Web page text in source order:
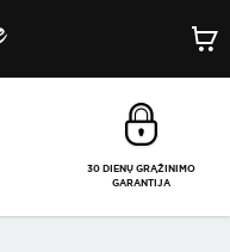
1/-
30 DIENŲ GRĄŽINIMO
GARANTIJA